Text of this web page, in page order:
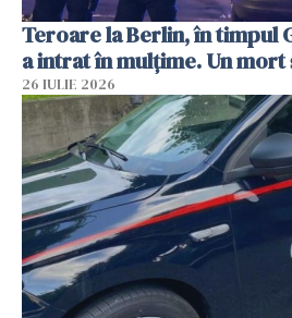
Teroare la Berlin, în timpul
a intrat în mulțime. Un mort
26 IULIE 2026